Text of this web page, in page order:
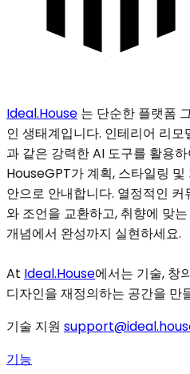
Ideal.House 는 단순한 플랫폼
인 생태계입니다. 인테리어 리모
과 같은 강력한 AI 도구를 활용
HouseGPT가 계획, 스타일링
안으로 안내합니다. 열정적인
와 조언을 교환하고, 취향에 맞
개념에서 완성까지 실현하세요.
At Ideal.House에서는 기술, 창
디자인을 재정의하는 공간을 만
기술 지원
기능